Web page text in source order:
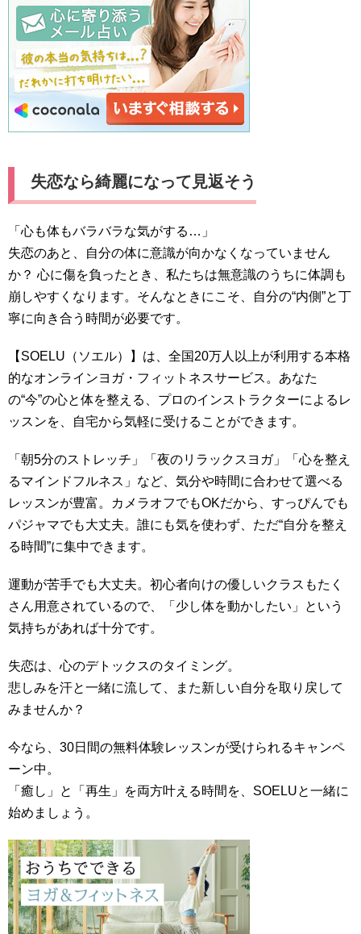
失恋なら綺麗になって見返そう
「心も体もバラバラな気がする…」
失恋のあと、自分の体に意識が向かなくなっていません
か？ 心に傷を負ったとき、私たちは無意識のうちに体調も
崩しやすくなります。そんなときにこそ、自分の“内側”と丁
寧に向き合う時間が必要です。
【SOELU（ソエル）】は、全国20万人以上が利用する本格
的なオンラインヨガ・フィットネスサービス。あなた
の“今”の心と体を整える、プロのインストラクターによるレ
ッスンを、自宅から気軽に受けることができます。
「朝5分のストレッチ」「夜のリラックスヨガ」「心を整え
るマインドフルネス」など、気分や時間に合わせて選べる
レッスンが豊富。カメラオフでもOKだから、すっぴんでも
パジャマでも大丈夫。誰にも気を使わず、ただ“自分を整え
る時間”に集中できます。
運動が苦手でも大丈夫。初心者向けの優しいクラスもたく
さん用意されているので、「少し体を動かしたい」という
気持ちがあれば十分です。
失恋は、心のデトックスのタイミング。
悲しみを汗と一緒に流して、また新しい自分を取り戻して
みませんか？
今なら、30日間の無料体験レッスンが受けられるキャンペ
ーン中。
「癒し」と「再生」を両方叶える時間を、SOELUと一緒に
始めましょう。